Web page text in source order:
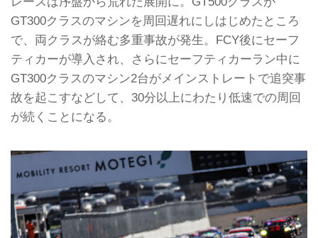
GT300クラスのマシンを周回遅れにしはじめたところ
で、両クラスが絡む多重事故が発生。FCY後にセーフ
ティカーが導入され、さらにセーフティカーラン中に
GT300クラスのマシン2台がメインストレートで追突事
故を起こすなどして、30分以上にわたり低速での周回
が続くことになる。